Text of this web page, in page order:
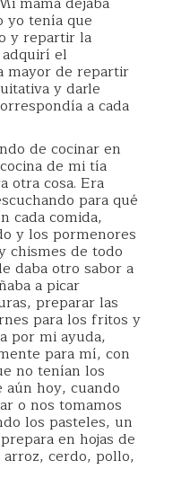
yo tenía que
y repartir la
el
mayor de repartir
y darle
a cada
de cocinar en
de mi tía
otra cosa. Era
para qué
cada comida,
y los pormenores
chismes de todo
daba otro sabor a
a picar
preparar las
para los fritos y
por mi ayuda,
para mí, con
no tenían los
aún hoy, cuando
o nos tomamos
los pasteles, un
en hojas de
cerdo, pollo,